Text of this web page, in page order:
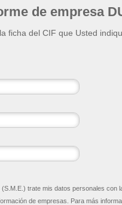
de empresa
ficha del CIF que Usted
trate mis datos personales
de empresas. Para más